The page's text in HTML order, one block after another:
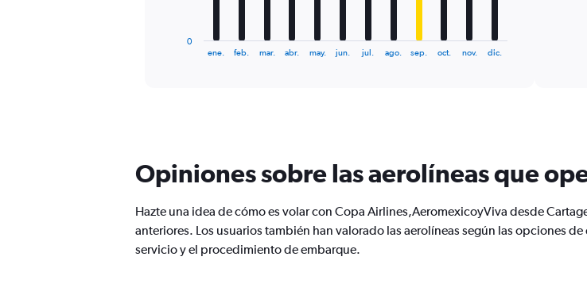
chart
has
Y
axis
displaying
ene. feb. mar. abr. may. jun. jul. ago. sep. oct. nov. dic.
0
1
Y
Opiniones sobre las aerolíneas que
Hazte una idea de cómo es volar con Copa Airlines,AeromexicoyViva desde
anteriores. Los usuarios también han valorado las aerolíneas según las opciones
servicio y el procedimiento de embarque.